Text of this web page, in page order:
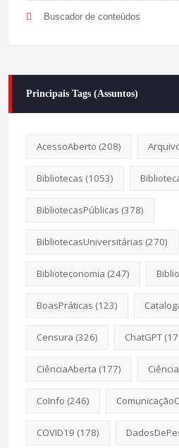
Buscador de conteúdos
Principais Tags (Assuntos)
AcessoAberto (208)
Bibliotecas (1053)
BibliotecasPúblicas (378)
BibliotecasUniversitárias (270)
Biblioteconomia (247)
BoasPráticas (123)
Censura (326) ChatGPT
CiênciaAberta (177)
CoInfo (246)
COVID19 (178)